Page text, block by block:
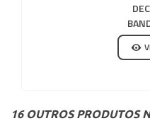
16 OUTROS PRODUTOS